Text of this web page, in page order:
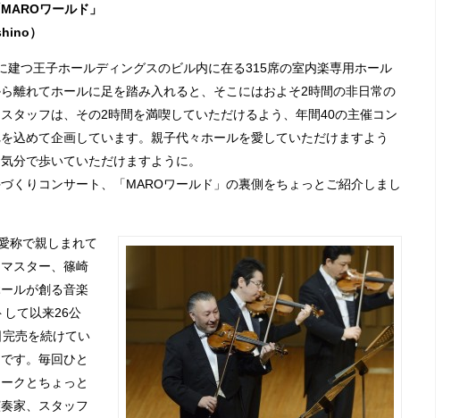
ワールド」
）
建つ王子ホールディングスのビル内に在る315席の室内楽専用ホール
離れてホールに足を踏み入れると、そこにはおよそ2時間の非日常の
タッフは、その2時間を満喫していただけるよう、年間40の主催コン
込めて企画しています。親子代々ホールを愛していただけますよう
分で歩いていただけますように。
くりコンサート、「MAROワールド」の裏側をちょっとご紹介しまし
称で親しまれて
スター、篠崎
ルが創る音楽
して以来26公
売を続けてい
す。毎回ひと
クとちょっと
家、スタッフ